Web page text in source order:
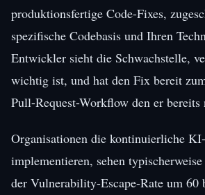
produktionsfertige Code-Fixes,
spezifische Codebasis und Ihren
Entwickler sieht die Schwachstelle,
wichtig ist, und hat den Fix bereit
Pull-Request-Workflow den er bereits
Organisationen die kontinuierliche
implementieren, sehen
der Vulnerability-Escape-Rate um 60